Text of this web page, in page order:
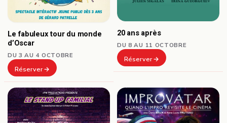
Le fabuleux tour du monde
d’Oscar
DU 3 AU 4 OCTOBRE
Réserver
20 ans après
DU 8 AU 11 OCTOBRE
Réserver